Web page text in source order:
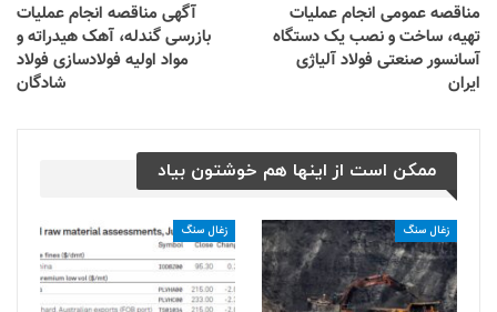
مناقصه عمومی انجام عملیات
تهیه، ساخت و نصب یک دستگاه
آسانسور صنعتی فولاد آلیاژی
ایران
آگهی مناقصه انجام عملیات
بازرسی گندله، آهک هیدراته و
مواد اولیه فولادسازی فولاد
شادگان
ممکن است از اینها هم خوشتون بیاد
زغال سنگ زغال سنگ